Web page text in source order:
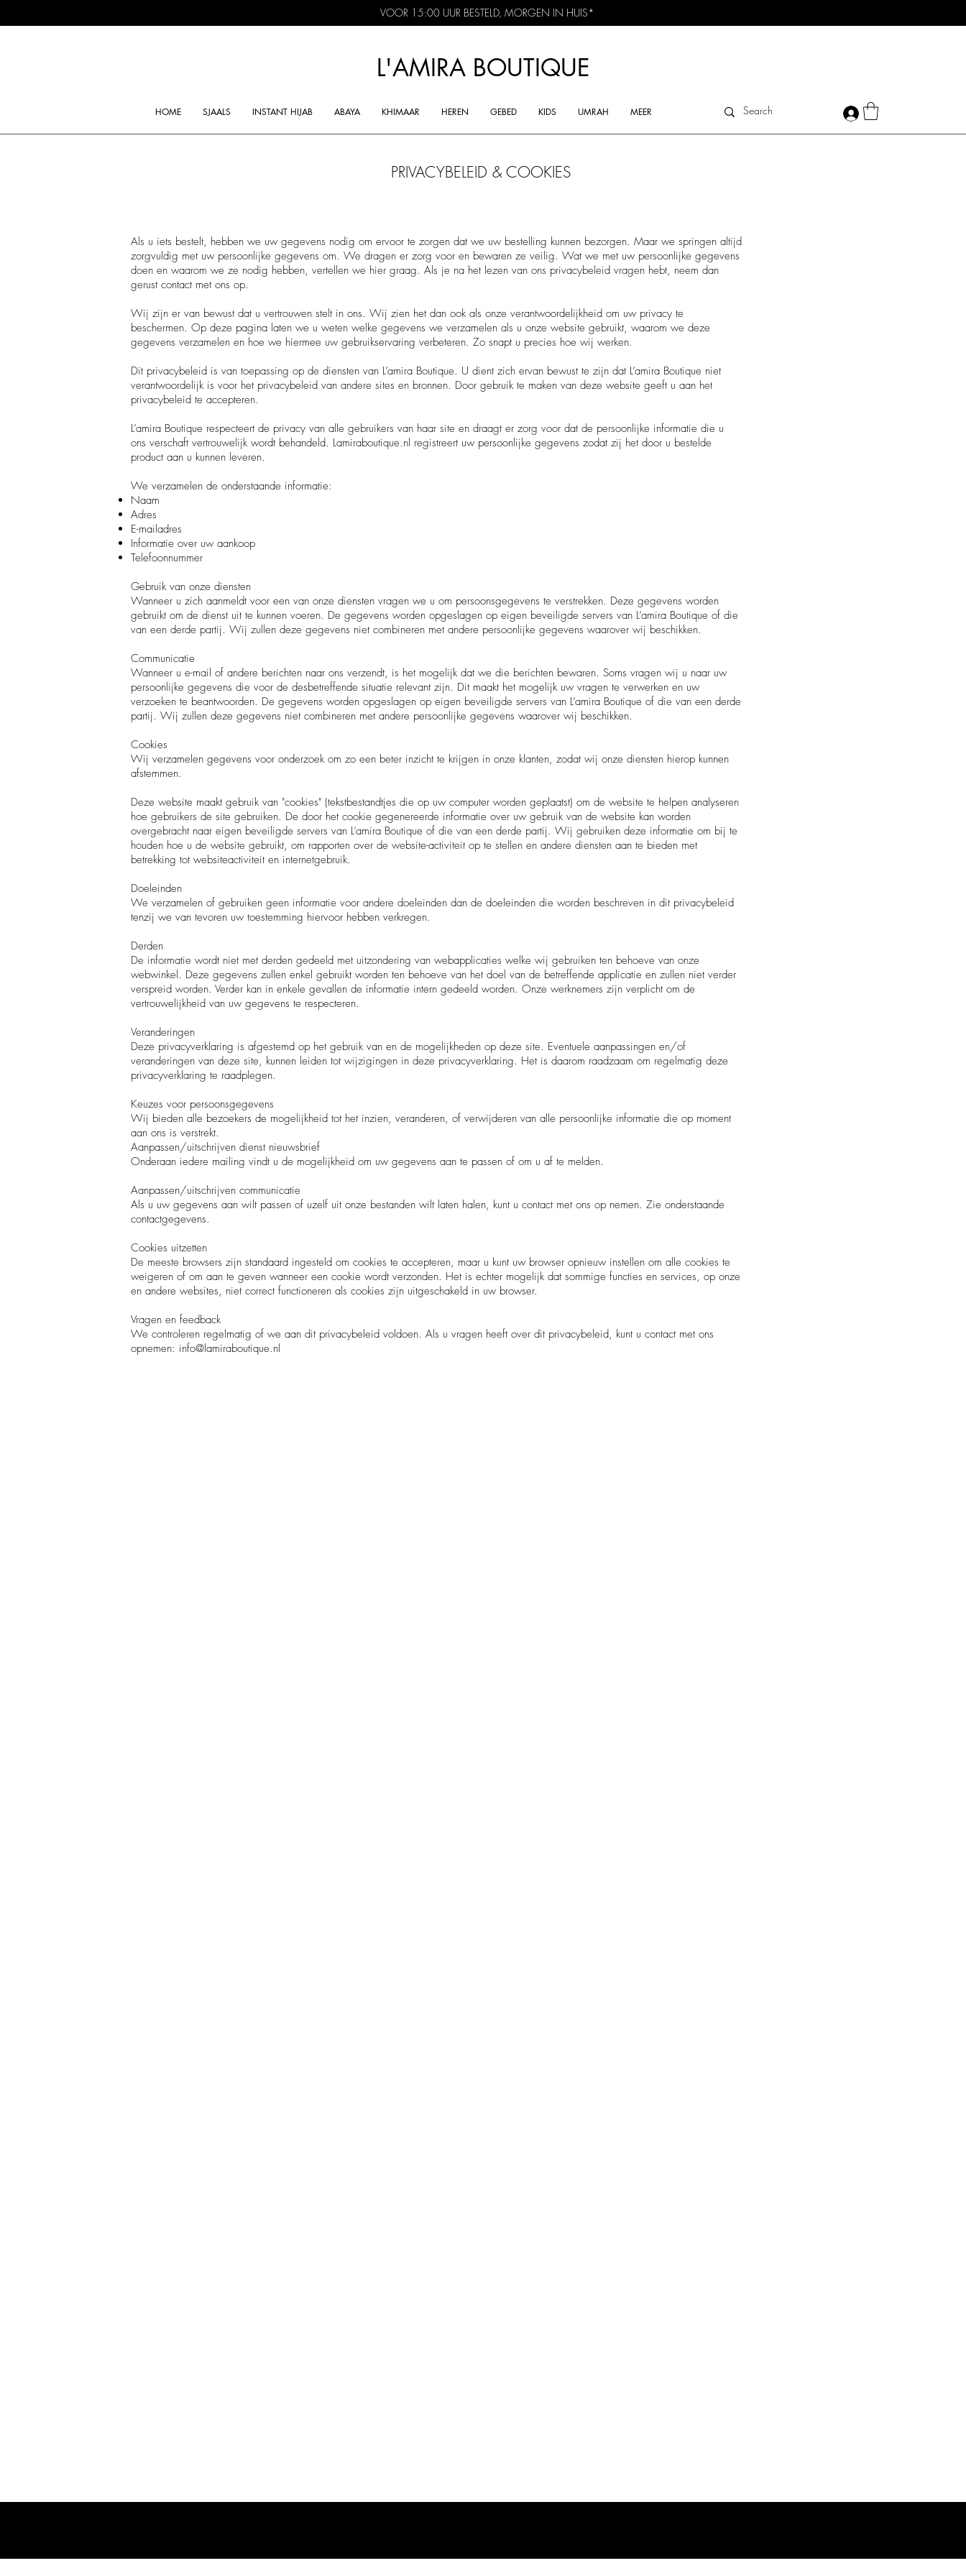
VOOR 15:00 UUR BESTELD, MORGEN IN HUIS*
L'AMIRA BOUTIQUE
HOME SJAALS INSTANT HIJAB ABAYA KHIMAAR HEREN GEBED KIDS UMRAH MEER
PRIVACYBELEID & COOKIES
Als u iets bestelt, hebben we uw gegevens nodig om ervoor te zorgen dat we uw bestelling kunnen bezorgen. Maar we springen altijd
zorgvuldig met uw persoonlijke gegevens om. We dragen er zorg voor en bewaren ze veilig. Wat we met uw persoonlijke gegevens
doen en waarom we ze nodig hebben, vertellen we hier graag. Als je na het lezen van ons privacybeleid vragen hebt, neem dan
gerust contact met ons op.
Wij zijn er van bewust dat u vertrouwen stelt in ons. Wij zien het dan ook als onze verantwoordelijkheid om uw privacy te
beschermen. Op deze pagina laten we u weten welke gegevens we verzamelen als u onze website gebruikt, waarom we deze
gegevens verzamelen en hoe we hiermee uw gebruikservaring verbeteren. Zo snapt u precies hoe wij werken.
Dit privacybeleid is van toepassing op de diensten van L’amira Boutique. U dient zich ervan bewust te zijn dat L’amira Boutique niet
verantwoordelijk is voor het privacybeleid van andere sites en bronnen. Door gebruik te maken van deze website geeft u aan het
privacybeleid te accepteren.
L’amira Boutique respecteert de privacy van alle gebruikers van haar site en draagt er zorg voor dat de persoonlijke informatie die u
ons verschaft vertrouwelijk wordt behandeld. Lamiraboutique.nl registreert uw persoonlijke gegevens zodat zij het door u bestelde
product aan u kunnen leveren.
We verzamelen de onderstaande informatie:
Naam
Adres
E-mailadres
Informatie over uw aankoop
Telefoonnummer
Gebruik van onze diensten
Wanneer u zich aanmeldt voor een van onze diensten vragen we u om persoonsgegevens te verstrekken. Deze gegevens worden
gebruikt om de dienst uit te kunnen voeren. De gegevens worden opgeslagen op eigen beveiligde servers van L’amira Boutique of die
van een derde partij. Wij zullen deze gegevens niet combineren met andere persoonlijke gegevens waarover wij beschikken.
Communicatie
Wanneer u e-mail of andere berichten naar ons verzendt, is het mogelijk dat we die berichten bewaren. Soms vragen wij u naar uw
persoonlijke gegevens die voor de desbetreffende situatie relevant zijn. Dit maakt het mogelijk uw vragen te verwerken en uw
verzoeken te beantwoorden. De gegevens worden opgeslagen op eigen beveiligde servers van L’amira Boutique of die van een derde
partij. Wij zullen deze gegevens niet combineren met andere persoonlijke gegevens waarover wij beschikken.
Cookies
Wij verzamelen gegevens voor onderzoek om zo een beter inzicht te krijgen in onze klanten, zodat wij onze diensten hierop kunnen
afstemmen.
Deze website maakt gebruik van "cookies" (tekstbestandtjes die op uw computer worden geplaatst) om de website te helpen analyseren
hoe gebruikers de site gebruiken. De door het cookie gegenereerde informatie over uw gebruik van de website kan worden
overgebracht naar eigen beveiligde servers van L’amira Boutique of die van een derde partij. Wij gebruiken deze informatie om bij te
houden hoe u de website gebruikt, om rapporten over de website-activiteit op te stellen en andere diensten aan te bieden met
betrekking tot websiteactiviteit en internetgebruik.
Doeleinden
We verzamelen of gebruiken geen informatie voor andere doeleinden dan de doeleinden die worden beschreven in dit privacybeleid
tenzij we van tevoren uw toestemming hiervoor hebben verkregen.
Derden
De informatie wordt niet met derden gedeeld met uitzondering van webapplicaties welke wij gebruiken ten behoeve van onze
webwinkel. Deze gegevens zullen enkel gebruikt worden ten behoeve van het doel van de betreffende applicatie en zullen niet verder
verspreid worden. Verder kan in enkele gevallen de informatie intern gedeeld worden. Onze werknemers zijn verplicht om de
vertrouwelijkheid van uw gegevens te respecteren.
Veranderingen
Deze privacyverklaring is afgestemd op het gebruik van en de mogelijkheden op deze site. Eventuele aanpassingen en/of
veranderingen van deze site, kunnen leiden tot wijzigingen in deze privacyverklaring. Het is daarom raadzaam om regelmatig deze
privacyverklaring te raadplegen.
Keuzes voor persoonsgegevens
Wij bieden alle bezoekers de mogelijkheid tot het inzien, veranderen, of verwijderen van alle persoonlijke informatie die op moment
aan ons is verstrekt.
Aanpassen/uitschrijven dienst nieuwsbrief
Onderaan iedere mailing vindt u de mogelijkheid om uw gegevens aan te passen of om u af te melden.
Aanpassen/uitschrijven communicatie
Als u uw gegevens aan wilt passen of uzelf uit onze bestanden wilt laten halen, kunt u contact met ons op nemen. Zie onderstaande
contactgegevens.
Cookies uitzetten
De meeste browsers zijn standaard ingesteld om cookies te accepteren, maar u kunt uw browser opnieuw instellen om alle cookies te
weigeren of om aan te geven wanneer een cookie wordt verzonden. Het is echter mogelijk dat sommige functies en services, op onze
en andere websites, niet correct functioneren als cookies zijn uitgeschakeld in uw browser.
Vragen en feedback
We controleren regelmatig of we aan dit privacybeleid voldoen. Als u vragen heeft over dit privacybeleid, kunt u contact met ons
opnemen: info@lamiraboutique.nl